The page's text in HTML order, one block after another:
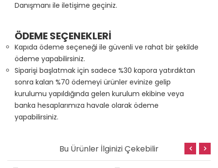
Danışmanı ile iletişime geçiniz.
ÖDEME SEÇENEKLERİ
Kapıda ödeme seçeneği ile güvenli ve rahat bir şekilde
ödeme yapabilirsiniz.
Siparişi başlatmak için sadece %30 kapora yatırdıktan
sonra kalan %70 ödemeyi ürünler evinize gelip
kurulumu yapıldığında gelen kurulum ekibine veya
banka hesaplarımıza havale olarak ödeme
yapabilirsiniz.
Bu Ürünler İlginizi Çekebilir